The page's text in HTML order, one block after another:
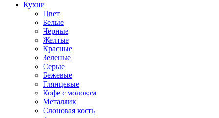
Кухни
Цвет
Белые
Черные
Желтые
Красные
Зеленые
Серые
Бежевые
Глянцевые
Кофе с молоком
Металлик
Слоновая кость